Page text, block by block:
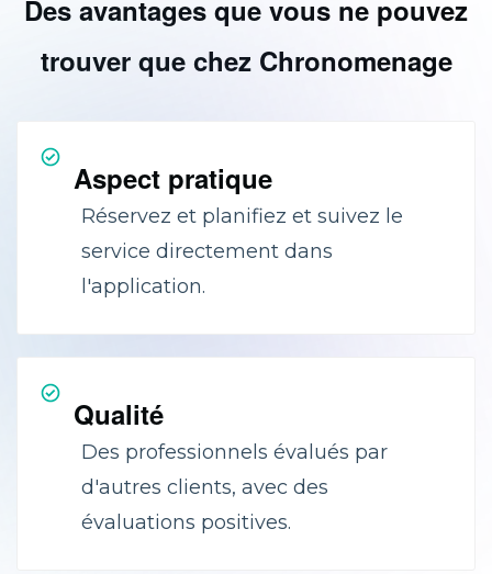
Des avantages que vous ne pouvez
trouver que chez Chronomenage
Aspect pratique
Réservez et planifiez et suivez le
service directement dans
l'application.
Qualité
Des professionnels évalués par
d'autres clients, avec des
évaluations positives.